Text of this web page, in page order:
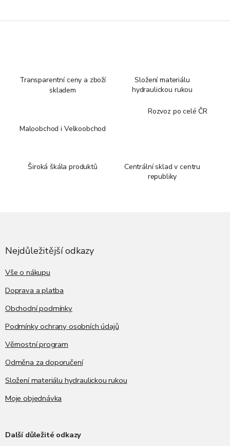
Transparentní ceny a zboží
skladem
Složení materiálu
hydraulickou rukou
Maloobchod i Velkoobchod
Rozvoz po celé ČR
Široká škála produktů
Centrální sklad v centru
republiky
Nejdůležitější odkazy
Vše o nákupu
Doprava a platba
Obchodní podmínky
Podmínky ochrany osobních údajů
Věrnostní program
Odměna za doporučení
Složení materiálu hydraulickou rukou
Moje objednávka
Další důležité odkazy